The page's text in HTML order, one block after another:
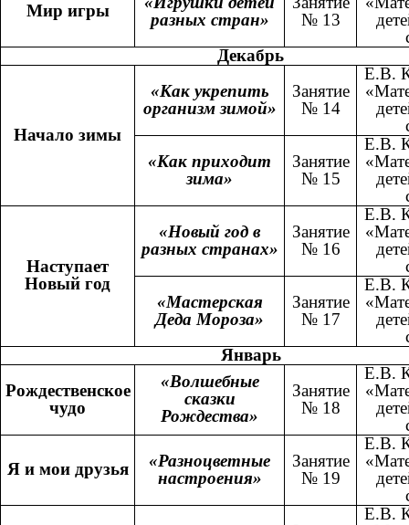
Мир игры
разных стран»
№ 13
Декабрь
Начало зимы
«Как укрепить
организм зимой»
Занятие
№ 14
Е.В.
«Как приходит
зима»
Занятие
№ 15
Е.В.
Наступает
Новый год
«Новый год в
разных странах»
Занятие
№ 16
Е.В.
«Мастерская
Деда Мороза»
Занятие
№ 17
Е.В.
Январь
Рождественское
чудо
«Волшебные
сказки
Рождества»
Занятие
№ 18
Е.В.
Я и мои друзья
«Разноцветные
настроения»
Занятие
№ 19
Е.В.
Е.В.